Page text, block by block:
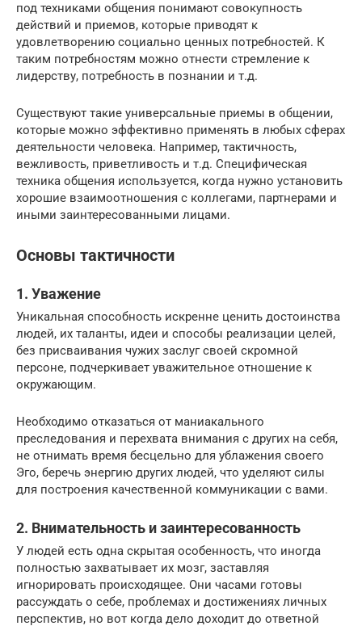
под техниками общения понимают совокупность
действий и приемов, которые приводят к
удовлетворению социально ценных потребностей. К
таким потребностям можно отнести стремление к
лидерству, потребность в познании и т.д.
Существуют такие универсальные приемы в общении,
которые можно эффективно применять в любых сферах
деятельности человека. Например, тактичность,
вежливость, приветливость и т.д. Специфическая
техника общения используется, когда нужно установить
хорошие взаимоотношения с коллегами, партнерами и
иными заинтересованными лицами.
Основы тактичности
1. Уважение
Уникальная способность искренне ценить достоинства
людей, их таланты, идеи и способы реализации целей,
без присваивания чужих заслуг своей скромной
персоне, подчеркивает уважительное отношение к
окружающим.
Необходимо отказаться от маниакального
преследования и перехвата внимания с других на себя,
не отнимать время бесцельно для ублажения своего
Эго, беречь энергию других людей, что уделяют силы
для построения качественной коммуникации с вами.
2. Внимательность и заинтересованность
У людей есть одна скрытая особенность, что иногда
полностью захватывает их мозг, заставляя
игнорировать происходящее. Они часами готовы
рассуждать о себе, проблемах и достижениях личных
перспектив, но вот когда дело доходит до ответной